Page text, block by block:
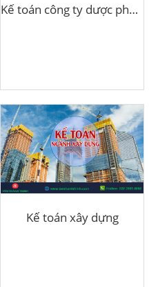
Kế toán công ty dược phẩm
Kế toán xây dựng